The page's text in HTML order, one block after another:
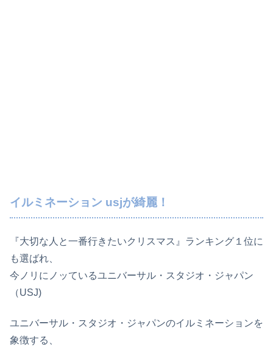
イルミネーション usjが綺麗！
『大切な人と一番行きたいクリスマス』ランキング１位に
も選ばれ、
今ノリにノッているユニバーサル・スタジオ・ジャパン
（USJ)
ユニバーサル・スタジオ・ジャパンのイルミネーションを
象徴する、